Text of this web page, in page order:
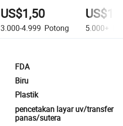
US$1,50
3.000-4.999 Potong 5.000+
FDA
Biru
Plastik
pencetakan layar uv/transfer
panas/sutera